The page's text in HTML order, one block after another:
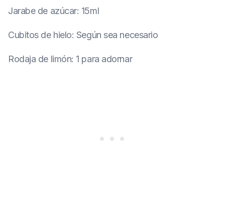
Jarabe de azúcar: 15ml
Cubitos de hielo: Según sea necesario
Rodaja de limón: 1 para adornar